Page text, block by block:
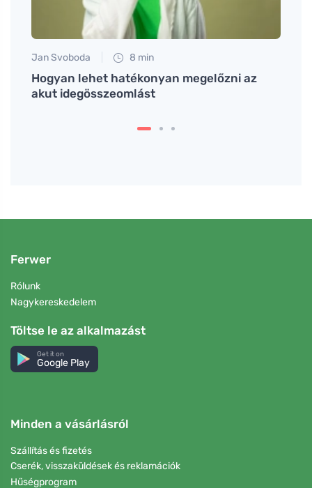
Jan Svoboda 8 min
Hogyan lehet hatékonyan megelőzni az
akut idegösszeomlást
Ferwer
Rólunk
Nagykereskedelem
Töltse le az alkalmazást
Get it on
Google Play
Minden a vásárlásról
Szállítás és fizetés
Cserék, visszaküldések és reklamációk
Hűségprogram